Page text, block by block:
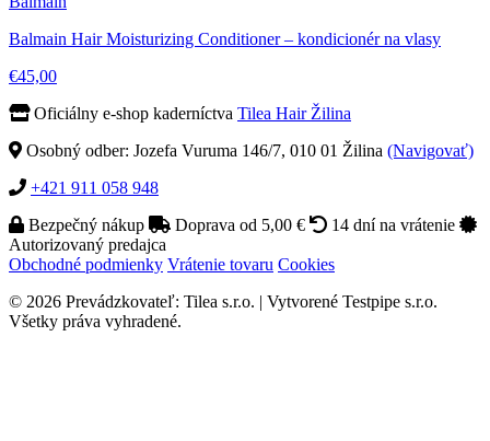
Balmain Hair Moisturizing Conditioner – kondicionér na vlasy
€45,00
Oficiálny e-shop kaderníctva Tilea Hair Žilina
Osobný odber: Jozefa Vuruma 146/7, 010 01 Žilina (Navigovať)
+421 911 058 948
Bezpečný nákup
Doprava od 5,00 €
14 dní na vrátenie
Autorizovaný predajca
Obchodné podmienky Vrátenie tovaru Cookies
© 2026 Prevádzkovateľ: Tilea s.r.o. | Vytvorené Testpipe s.r.o.
Všetky práva vyhradené.